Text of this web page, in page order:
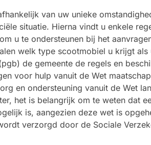
van uw unieke
situatie. Hierna vindt u enkele
u te ondersteunen bij het
welk type scootmobiel u krijgt
de gemeente de regels en
voor hulp vanuit de Wet
en ondersteuning vanuit de Wet
het is belangrijk om te weten dat
is, aangezien deze wet is
verzorgd door de Sociale